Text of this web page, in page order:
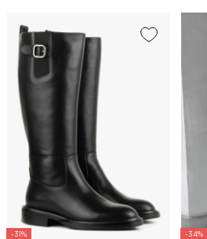
-31% -34%